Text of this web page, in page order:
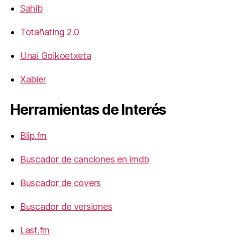
Sahib
Totañating 2.0
Unai Goikoetxeta
Xabier
Herramientas de Interés
Blip.fm
Buscador de canciones en imdb
Buscador de covers
Buscador de versiones
Last.fm